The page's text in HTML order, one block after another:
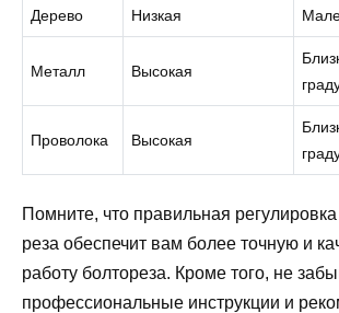
Дерево Низкая
Металл Высокая
Проволока Высокая
Помните, что правильная
реза обеспечит вам более точную и
работу болтореза. Кроме того, не
профессиональные инструкции и